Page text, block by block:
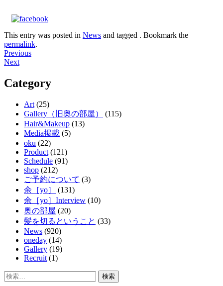
This entry was posted in News and tagged . Bookmark the
permalink.
Post
navigation
Previous
Next
Category
Art (25)
Gallery（旧奥の部屋）
(115)
Hair&Makeup (13)
Media掲載 (5)
oku (22)
Product (121)
Schedule (91)
shop (212)
ご予約について (3)
余［yo］
(131)
余［yo］Interview (10)
奥の部屋 (20)
髪を切るということ (33)
News (920)
oneday (14)
Gallery (19)
Recruit (1)
検